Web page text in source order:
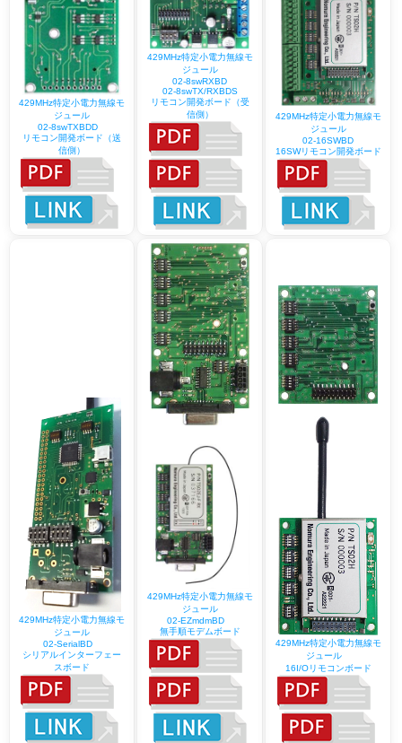
429MHz特定小電力無線モ
ジュール
02-8swTXBDD
リモコン開発ボード（送
信側）
429MHz特定小電力無線モ
ジュール
02-8swRXBD
02-8swTX/RXBDS
リモコン開発ボード（受
信側）
429MHz特定小電力無線モ
ジュール
02-16SWBD
16SWリモコン開発ボード
429MHz特定小電力無線モ
ジュール
02-SerialBD
シリアルインターフェー
スボード
429MHz特定小電力無線モ
ジュール
02-EZmdmBD
無手順モデムボード
429MHz特定小電力無線モ
ジュール
16I/Oリモコンボード